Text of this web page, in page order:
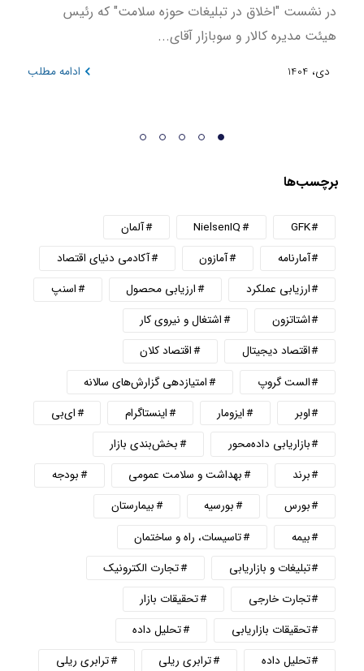
در نشست "اخلاق در تبلیغات حوزه سلامت" که رئیس
هیئت مدیره کالار و سوبازار آقای...
دی، 1404 ادامه مطلب
برچسب‌ها
GFK
NielsenIQ
آلمان
آمارنامه
آمازون
آکادمی دنیای اقتصاد
ارزیابی عملکرد
ارزیابی محصول
اسنپ
اشتاتزون
اشتغال و نیروی کار
اقتصاد دیجیتال
اقتصاد کلان
الست گروپ
امتیازدهی گزارش‌های سالانه
اوبر
ایزومار اینستاگرام
ای‌بی
بازاریابی داده‌محور
بخش‌بندی بازار
برند
بهداشت و سلامت عمومی
بودجه
بورس
بورسیه
بیمارستان
بیمه
تاسیسات، راه و ساختمان
تبلیغات و بازاریابی
تجارت الکترونیک
تجارت خارجی
تحقیقات بازار
تحقیقات بازاریابی
تحلیل داده
تحلیل داده
ترابری ریلی
ترابری ریلی